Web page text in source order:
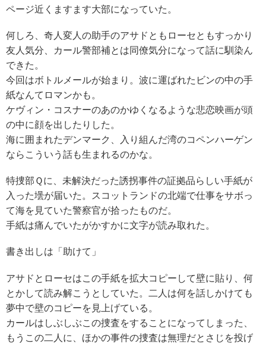
ページ近くますます大部になっていた。
何しろ、奇人変人の助手のアサドともローセともすっかり
友人気分、カール警部補とは同僚気分になって話に馴染ん
できた。
今回はボトルメールが始まり。波に運ばれたビンの中の手
紙なんてロマンかも。
ケヴィン・コスナーのあのかゆくなるような悲恋映画が頭
の中に顔を出したりした。
海に囲まれたデンマーク、入り組んだ湾のコペンハーゲン
ならこういう話も生まれるのかな。
特捜部Ｑに、未解決だった誘拐事件の証拠品らしい手紙が
入った壜が届いた。スコットランドの北端で仕事をサボっ
て海を見ていた警察官が拾ったものだ。
手紙は痛んでいたがかすかに文字が読み取れた。
書き出しは「助けて」
アサドとローセはこの手紙を拡大コピーして壁に貼り、何
とかして読み解こうとしていた。二人は何を話しかけても
夢中で壁のコピーを見上げている。
カールはしぶしぶこの捜査をすることになってしまった、
もうこの二人に、ほかの事件の捜査は無理だとさじを投げ